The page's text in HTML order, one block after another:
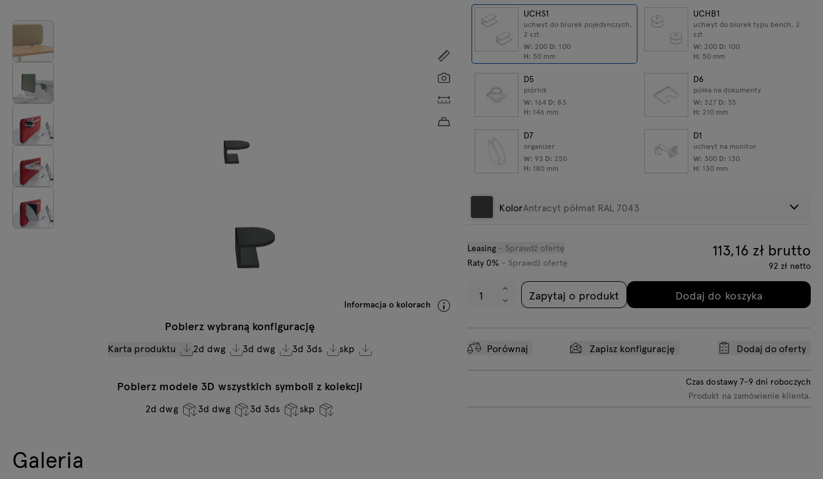
Tamo
Wszystkie meble
Informacja o kolorach
Pobierz wybraną konfigurację
Karta produktu 2d dwg 3d dwg 3d 3ds skp
Pobierz modele 3D wszystkich symboli z kolekcji
2d dwg 3d dwg 3d 3ds skp
Pokaż wymiary
Screenshot
Własne wymiary
Przybliżona waga produktu:
UCHS1
uchwyt do biurek pojedynczych,
2 szt.
W: 200 D: 100
H: 50 mm
UCHB1
uchwyt do biurek typu bench, 2
szt.
W: 200 D: 100
H: 50 mm
D5
piórnik
W: 164 D: 83
H: 146 mm
D6
półka na dokumenty
W: 327 D: 35
H: 210 mm
D7
organizer
W: 93 D: 250
H: 180 mm
D1
uchwyt na monitor
W: 300 D: 130
H: 130 mm
KolorAntracyt półmat RAL 7043
Biały półmat
RAL 9010
półmat RAL
Czarny półmat113,16 zł brutto
92 zł netto
Leasing - Sprawdż ofertę
Raty 0% - Sprawdż ofertę
Zapytaj o produkt Dodaj do koszyka
Porównaj Zapisz konfigurację Dodaj do oferty
Czas dostawy 7-9dni roboczych
Produkt na zamówienie klienta.
Galeria